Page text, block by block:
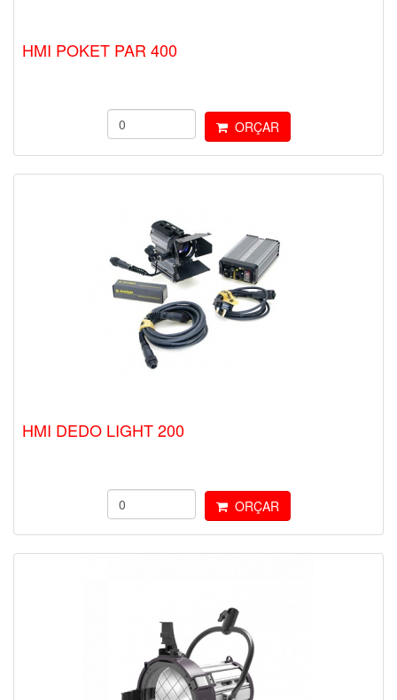
HMI POKET PAR 400
ORÇAR
HMI DEDO LIGHT 200
ORÇAR